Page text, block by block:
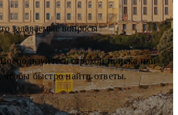
задаваемые вопросы
строкой поиска или
чтобы быстро найти ответы.